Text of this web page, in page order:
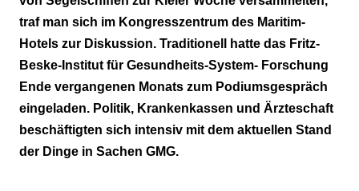
traf man sich im Kongresszentrum des Maritim-
Hotels zur Diskussion. Traditionell hatte das Fritz-
Beske-Institut für Gesundheits-System- Forschung
Ende vergangenen Monats zum Podiumsgespräch
eingeladen. Politik, Krankenkassen und Ärzteschaft
beschäftigten sich intensiv mit dem aktuellen Stand
der Dinge in Sachen GMG.